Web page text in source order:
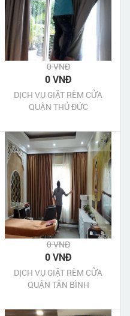
0 VNĐ
0 VNĐ
DỊCH VỤ GIẶT RÈM CỬA
QUẬN THỦ ĐỨC
0 VNĐ
0 VNĐ
DỊCH VỤ GIẶT RÈM CỬA
QUẬN TÂN BÌNH